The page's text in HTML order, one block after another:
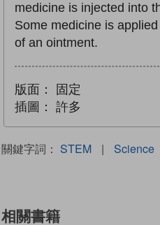
medicine is injected into
Some medicine is
of an ointment.
版面：
固定
插圖：
許多
關鍵字詞： STEM | Science
相關書籍